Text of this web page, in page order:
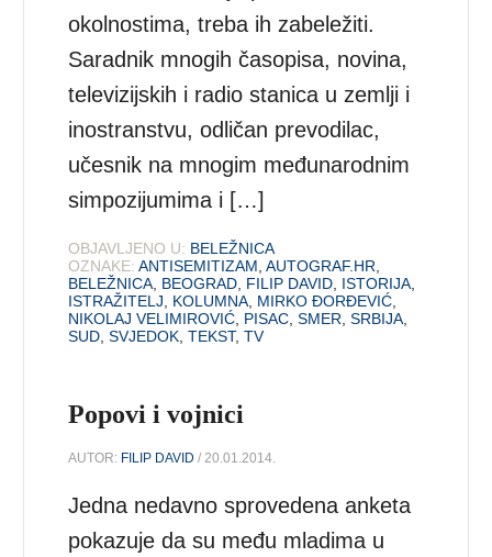
okolnostima, treba ih zabeležiti.
Saradnik mnogih časopisa, novina,
televizijskih i radio stanica u zemlji i
inostranstvu, odličan prevodilac,
učesnik na mnogim međunarodnim
simpozijumima i […]
OBJAVLJENO U: BELEŽNICA
OZNAKE: ANTISEMITIZAM ,AUTOGRAF.HR
BELEŽNICA BEOGRAD FILIP DAVID ISTORIJA
ISTRAŽITELJ
KOLUMNA MIRKO ĐORĐEVIĆ
NIKOLAJ VELIMIROVIĆ PISAC ,SMER ,SRBIJA
SUD ,SVJEDOK ,TEKST,TV
Popovi i vojnici
AUTOR: FILIP DAVID / 20.01.2014.
Jedna nedavno sprovedena anketa
pokazuje da su među mladima u